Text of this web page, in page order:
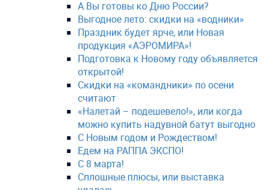
А Вы готовы ко Дню России?
Выгодное лето: скидки на «водники»
Праздник будет ярче, или Новая
продукция «АЭРОМИРА»!
Подготовка к Новому году объявляется
открытой!
Скидки на «командники» по осени
считают
«Налетай – подешевело!», или когда
можно купить надувной батут выгодно
С Новым годом и Рождеством!
Едем на РАППА ЭКСПО!
С 8 марта!
Сплошные плюсы, или выставка